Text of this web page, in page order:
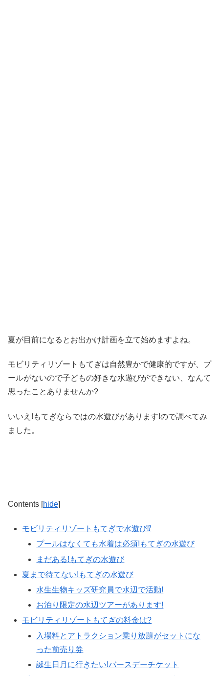
夏が目前になるとお出かけ計画を立て始めますよね。
モビリティリゾートもてぎは自然豊かで健康的ですが、プ
ールがないので子どもの好きな水遊びができない、なんて
思ったことありませんか?
いいえ!もてぎならではの水遊びがあります!ので調べてみ
ました。
Contents [hide]
モビリティリゾートもてぎで水遊び⁉
プールはなくても水着は必須!もてぎの水遊び
まだある!もてぎの水遊び
夏まで待てない!もてぎの水遊び
水生生物キッズ研究員で水辺で活動!
お泊り限定の水辺ツアーがあります!
モビリティリゾートもてぎの料金は?
入場料とアトラクション乗り放題がセットにな
った前売り券
誕生日月に行きたい!バースデーチケット